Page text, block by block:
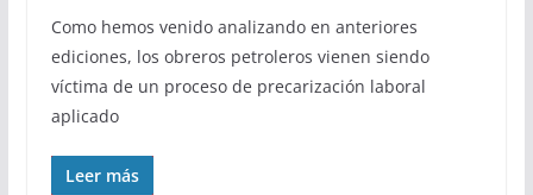
Como hemos venido analizando en anteriores
ediciones, los obreros petroleros vienen siendo
víctima de un proceso de precarización laboral
aplicado
Leer más